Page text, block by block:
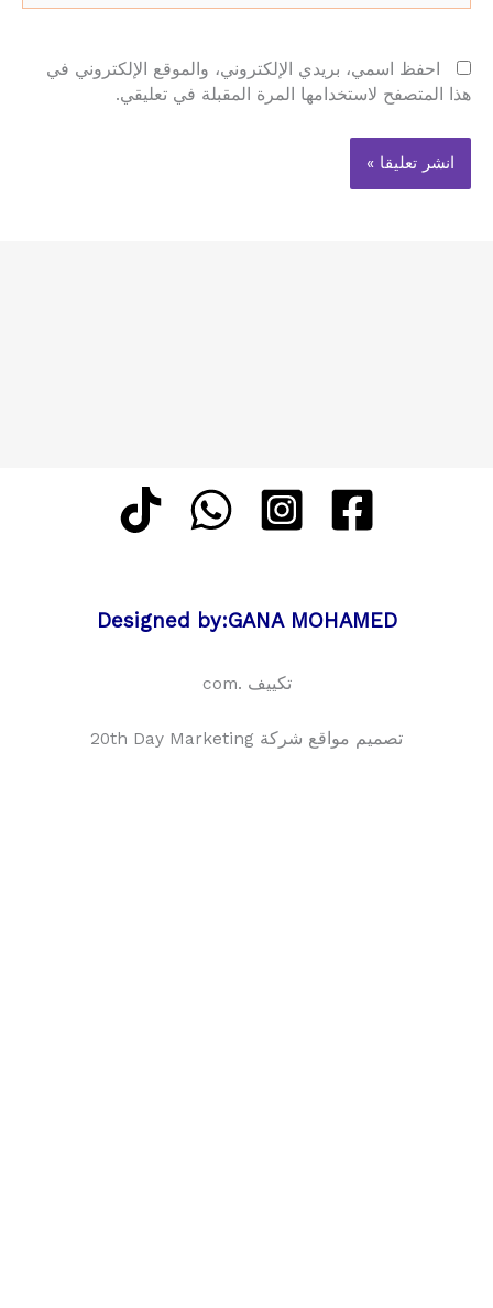
احفظ اسمي، بريدي الإلكتروني، والموقع الإلكتروني في
هذا المتصفح لاستخدامها المرة المقبلة في تعليقي.
Designed by:GANA MOHAMED
تكييف .com
تصميم مواقع شركة 20th Day Marketing